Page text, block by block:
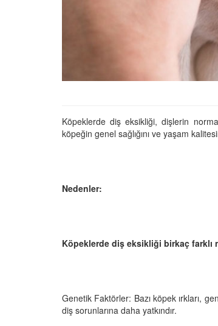
Köpeklerde diş eksikliği, dişlerin
köpeğin genel sağlığını ve yaşam
Nedenler:
Köpeklerde diş eksikliği birkaç
Genetik Faktörler: Bazı köpek ırkları,
diş sorunlarına daha yatkındır.
Köpeğim
Su
Tarihte
Görevleri: